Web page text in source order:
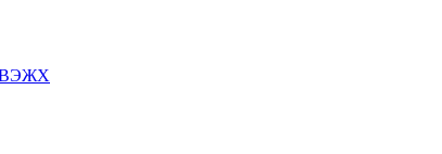
ВЭЖХ